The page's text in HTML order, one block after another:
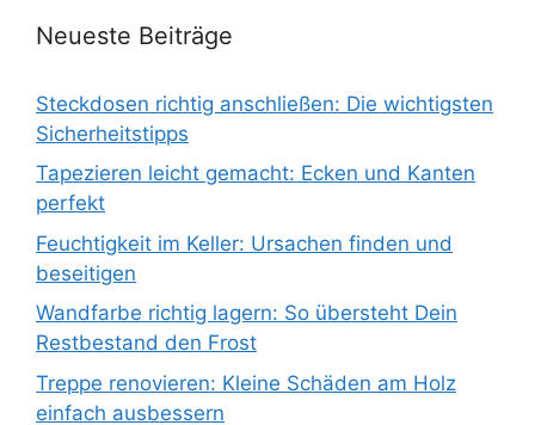
Neueste Beiträge
Steckdosen richtig anschließen: Die wichtigsten
Sicherheitstipps
Tapezieren leicht gemacht: Ecken und Kanten
perfekt
Feuchtigkeit im Keller: Ursachen finden und
beseitigen
Wandfarbe richtig lagern: So übersteht Dein
Restbestand den Frost
Treppe renovieren: Kleine Schäden am Holz
einfach ausbessern